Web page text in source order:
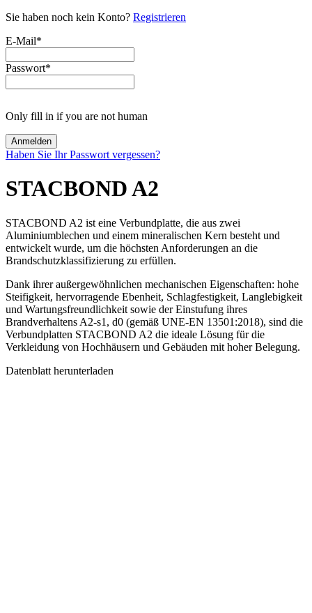
Sie haben noch kein Konto? Registrieren
E-Mail*
Passwort*
Only fill in if you are not human
Haben Sie Ihr Passwort vergessen?
STACBOND A2
STACBOND A2 ist eine Verbundplatte, die aus zwei
Aluminiumblechen und einem mineralischen Kern besteht und
entwickelt wurde, um die höchsten Anforderungen an die
Brandschutzklassifizierung zu erfüllen.
Dank ihrer außergewöhnlichen mechanischen Eigenschaften: hohe
Steifigkeit, hervorragende Ebenheit, Schlagfestigkeit, Langlebigkeit
und Wartungsfreundlichkeit sowie der Einstufung ihres
Brandverhaltens A2-s1, d0 (gemäß UNE-EN 13501:2018), sind die
Verbundplatten STACBOND A2 die ideale Lösung für die
Verkleidung von Hochhäusern und Gebäuden mit hoher Belegung.
Datenblatt herunterladen